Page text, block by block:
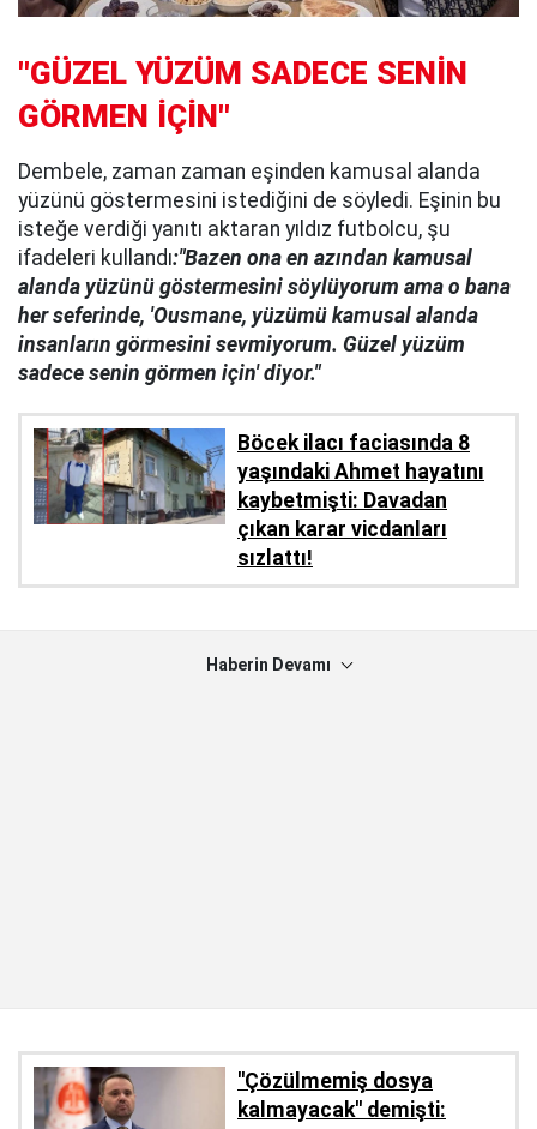
"GÜZEL YÜZÜM SADECE SENİN
GÖRMEN İÇİN"
Dembele, zaman zaman eşinden kamusal alanda
yüzünü göstermesini istediğini de söyledi. Eşinin bu
isteğe verdiği yanıtı aktaran yıldız futbolcu, şu
ifadeleri kullandı:"Bazen ona en azından kamusal
alanda yüzünü göstermesini söylüyorum ama o bana
her seferinde, 'Ousmane, yüzümü kamusal alanda
insanların görmesini sevmiyorum. Güzel yüzüm
sadece senin görmen için' diyor."
Böcek ilacı faciasında 8
yaşındaki Ahmet hayatını
kaybetmişti: Davadan
çıkan karar vicdanları
sızlattı!
Haberin Devamı
''Çözülmemiş dosya
kalmayacak'' demişti: